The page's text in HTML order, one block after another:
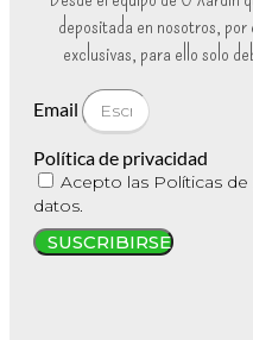
depositada en nosotros,
exclusivas, para ello solo
Email
Política de privacidad
Acepto las Políticas
datos.
SUSCRIBIRSE